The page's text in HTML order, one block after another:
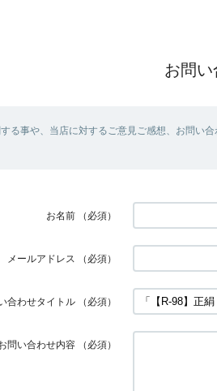
お問
る事や、当店に対するご意見ご感想、お問い
お名前 （必須）
メールアドレス （必須）
合わせタイトル （必須）
問い合わせ内容 （必須）